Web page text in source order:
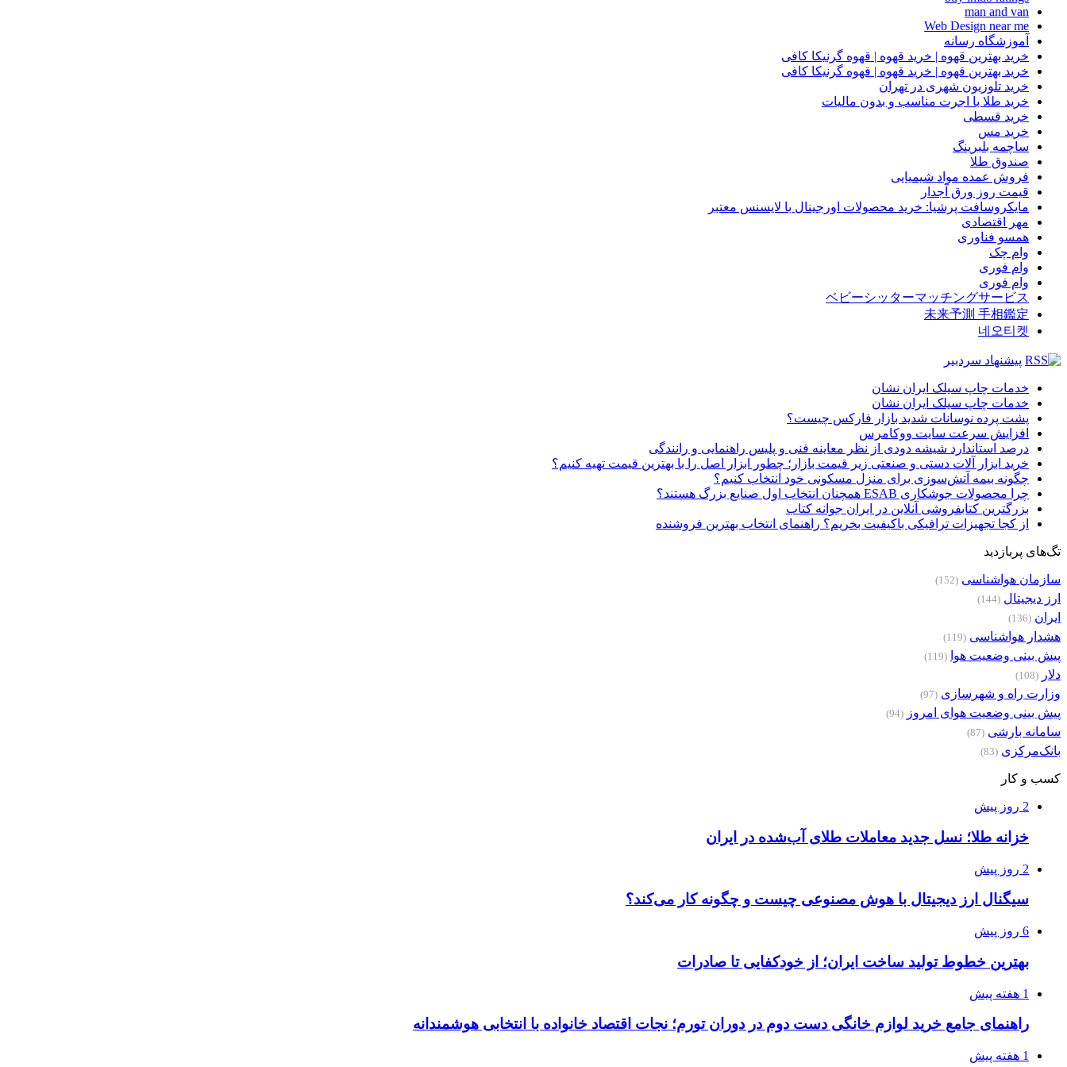
man and van
Web Design near me
آموزشگاه رسانه
خرید بهترین قهوه | خرید قهوه | قهوه گرنیکا کافی
خرید بهترین قهوه | خرید قهوه | قهوه گرنیکا کافی
خرید تلوزیون شهری در تهران
خرید طلا با اجرت مناسب و بدون مالیات
خرید قسطی
خرید مس
ساچمه بلبرینگ
صندوق طلا
فروش عمده مواد شیمیایی
قیمت روز ورق آجدار
مایکروسافت پرشیا: خرید محصولات اورجینال با لایسنس معتبر
مهر اقتصادی
همسو فناوری
وام چک
وام فوری
وام فوری
ベビーシッターマッチングサービス
未来予測 手相鑑定
네오티켓
پیشنهاد سردبیر
خدمات چاپ سیلک ایران نشان
خدمات چاپ سیلک ایران نشان
پشت پرده نوسانات شدید بازار فارکس چیست؟
افزایش سرعت سایت ووکامرس
درصد استاندارد شیشه دودی از نظر معاینه فنی و پلیس راهنمایی و رانندگی
خرید ابزار آلات دستی و صنعتی زیر قیمت بازار؛ چطور ابزار اصل را با بهترین قیمت تهیه کنیم؟
چگونه بیمه آتش‌سوزی برای منزل مسکونی خود انتخاب کنیم؟
چرا محصولات جوشکاری ESAB همچنان انتخاب اول صنایع بزرگ هستند؟
بزرگترین کتابفروشی آنلاین در ایران جوانه کتاب
از کجا تجهیزات ترافیکی باکیفیت بخریم؟ راهنمای انتخاب بهترین فروشنده
تگ‌های پربازدید
سازمان هواشناسی (152)
ارز دیجیتال (144)
ایران (136)
هشدار هواشناسی (119)
پیش بینی وضعیت هوا (119)
دلار (108)
وزارت راه و شهرسازی (97)
پیش بینی وضعیت هوای امروز (94)
سامانه بارشی (87)
بانک‌مرکزی (83)
کسب و کار
2 روز پیش
خزانه طلا؛ نسل جدید معاملات طلای آب‌شده در ایران
2 روز پیش
سیگنال ارز دیجیتال با هوش مصنوعی چیست و چگونه کار می‌کند؟
6 روز پیش
بهترین خطوط تولید ساخت ایران؛ از خودکفایی تا صادرات
1 هفته پیش
راهنمای جامع خرید لوازم خانگی دست دوم در دوران تورم؛ نجات اقتصاد خانواده با انتخابی هوشمندانه
1 هفته پیش